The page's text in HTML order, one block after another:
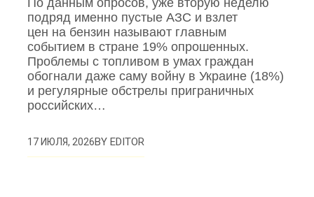
По данным опросов, уже вторую неделю
подряд именно пустые АЗС и взлет
цен на бензин называют главным
событием в стране 19% опрошенных.
Проблемы с топливом в умах граждан
обогнали даже саму войну в Украине (18%)
и регулярные обстрелы приграничных
российских…
17 ИЮЛЯ, 2026BYEDITOR